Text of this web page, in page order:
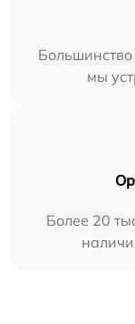
Большинство
мы
Более 20